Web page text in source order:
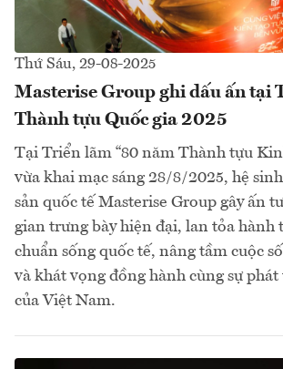
Thứ Sáu, 29-08-2025
Masterise Group ghi dấu ấn tại
Thành tựu Quốc gia 2025
Tại Triển lãm “80 năm Thành tựu
vừa khai mạc sáng 28/8/2025, hệ
sản quốc tế Masterise Group gây ấn
gian trưng bày hiện đại, lan tỏa hành
chuẩn sống quốc tế, nâng tầm cuộc
và khát vọng đồng hành cùng sự
của Việt Nam.